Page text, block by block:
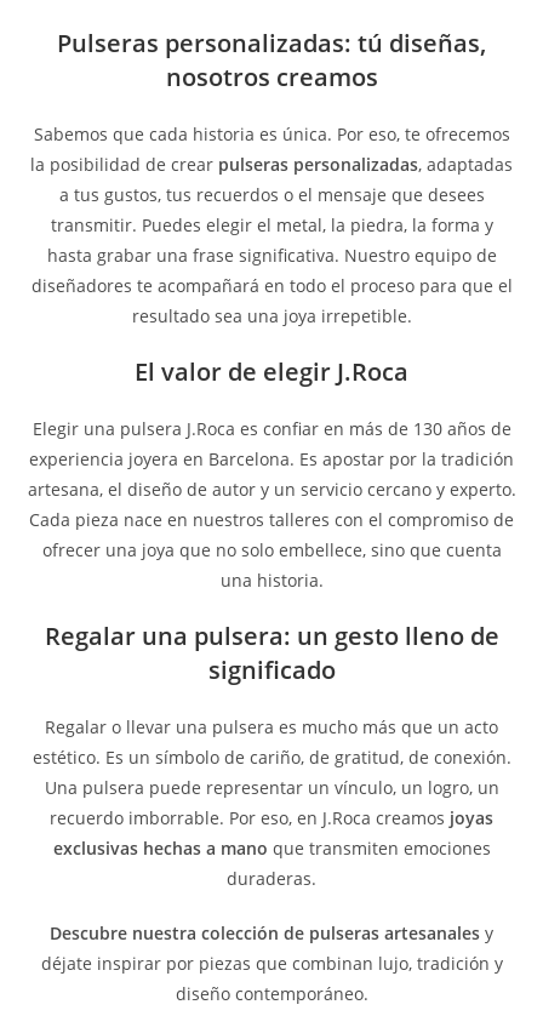
Pulseras personalizadas: tú diseñas,
nosotros creamos
Sabemos que cada historia es única. Por eso, te ofrecemos
la posibilidad de crear pulseras personalizadas, adaptadas
a tus gustos, tus recuerdos o el mensaje que desees
transmitir. Puedes elegir el metal, la piedra, la forma y
hasta grabar una frase significativa. Nuestro equipo de
diseñadores te acompañará en todo el proceso para que el
resultado sea una joya irrepetible.
El valor de elegir J.Roca
Elegir una pulsera J.Roca es confiar en más de 130 años de
experiencia joyera en Barcelona. Es apostar por la tradición
artesana, el diseño de autor y un servicio cercano y experto.
Cada pieza nace en nuestros talleres con el compromiso de
ofrecer una joya que no solo embellece, sino que cuenta
una historia.
Regalar una pulsera: un gesto lleno de
significado
Regalar o llevar una pulsera es mucho más que un acto
estético. Es un símbolo de cariño, de gratitud, de conexión.
Una pulsera puede representar un vínculo, un logro, un
recuerdo imborrable. Por eso, en J.Roca creamos joyas
exclusivas hechas a mano que transmiten emociones
duraderas.
Descubre nuestra colección de pulseras artesanales y
déjate inspirar por piezas que combinan lujo, tradición y
diseño contemporáneo.